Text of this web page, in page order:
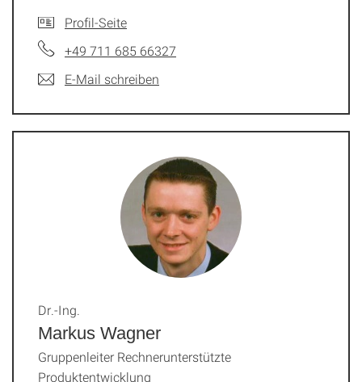
Profil-Seite
+49 711 685 66327
E-Mail schreiben
Markus Wagner
Dr.-Ing.
Gruppenleiter Rechnerunterstützte
Produktentwicklung